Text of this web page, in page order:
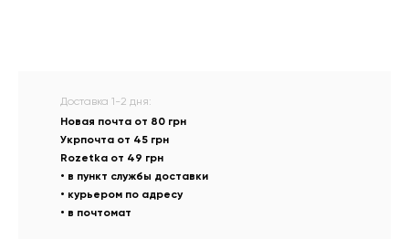
Доставка 1-2 дня:
Новая почта от 80 грн
Укрпочта от 45 грн
Rozetka от 49 грн
• в пункт службы доставки
• курьером по адресу
• в почтомат